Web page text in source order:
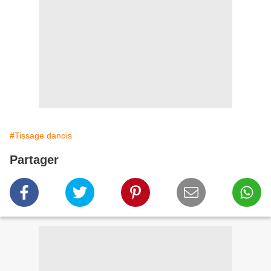
#Tissage danois
Partager